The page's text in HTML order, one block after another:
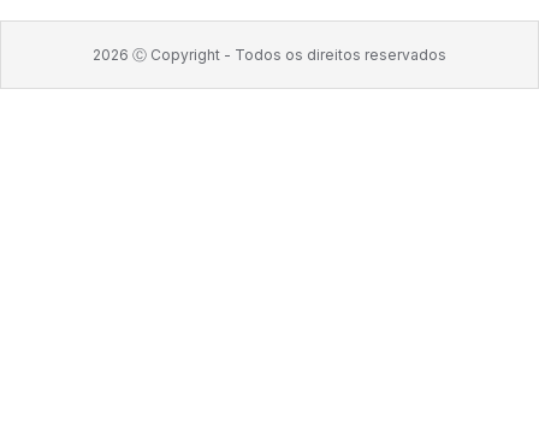
2026 Ⓒ Copyright - Todos os direitos reservados